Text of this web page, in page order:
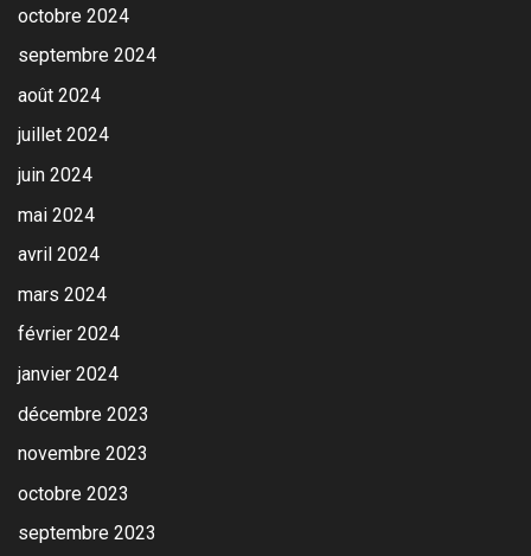
octobre 2024
septembre 2024
août 2024
juillet 2024
juin 2024
mai 2024
avril 2024
mars 2024
février 2024
janvier 2024
décembre 2023
novembre 2023
octobre 2023
septembre 2023